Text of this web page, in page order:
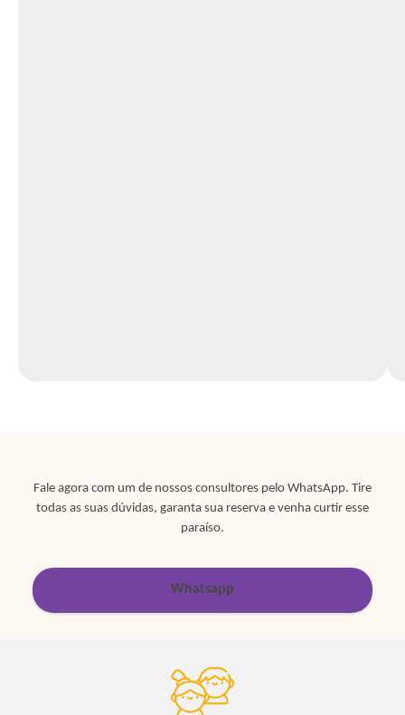
Fale agora com um de nossos consultores pelo WhatsApp. Tire
todas as suas dúvidas, garanta sua reserva e venha curtir esse
paraíso.
Whatsapp